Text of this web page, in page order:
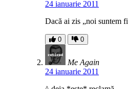
24 ianuarie 2011
Dacă ai zis „noi suntem
0 0
Me Again
24 ianuarie 2011